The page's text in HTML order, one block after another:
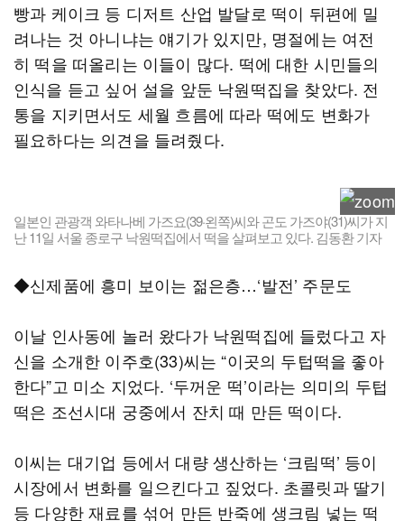
빵과 케이크 등 디저트 산업 발달로 떡이 뒤편에 밀
려나는 것 아니냐는 얘기가 있지만, 명절에는 여전
히 떡을 떠올리는 이들이 많다. 떡에 대한 시민들의
인식을 듣고 싶어 설을 앞둔 낙원떡집을 찾았다. 전
통을 지키면서도 세월 흐름에 따라 떡에도 변화가
필요하다는 의견을 들려줬다.
일본인 관광객 와타나베 가즈요(39·왼쪽)씨와 곤도 가즈야(31)씨가 지
난 11일 서울 종로구 낙원떡집에서 떡을 살펴보고 있다. 김동환 기자
◆신제품에 흥미 보이는 젊은층…‘발전’ 주문도
이날 인사동에 놀러 왔다가 낙원떡집에 들렀다고 자
신을 소개한 이주호(33)씨는 “이곳의 두텁떡을 좋아
한다”고 미소 지었다. ‘두꺼운 떡’이라는 의미의 두텁
떡은 조선시대 궁중에서 잔치 때 만든 떡이다.
이씨는 대기업 등에서 대량 생산하는 ‘크림떡’ 등이
시장에서 변화를 일으킨다고 짚었다. 초콜릿과 딸기
등 다양한 재료를 섞어 만든 반죽에 생크림 넣는 떡